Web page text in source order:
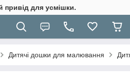
для усмішки.
Дитячі дошки для малювання